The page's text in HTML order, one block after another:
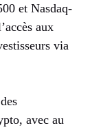
et Nasdaq-
aux
via
avec au